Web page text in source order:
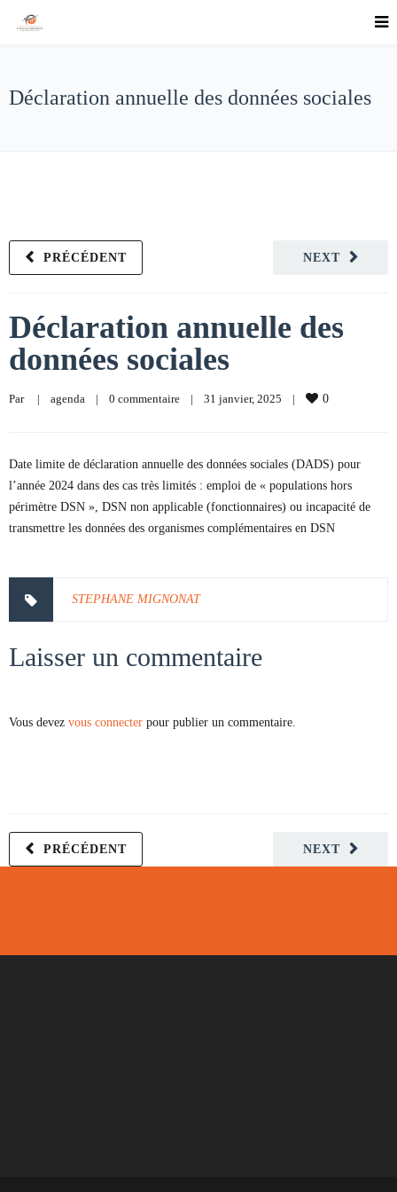
Déclaration annuelle des données sociales
NEXT
PRÉCÉDENT
Déclaration annuelle des
données sociales
Par | agenda | 0 commentaire | 31 janvier, 2025 | 0
Date limite de déclaration annuelle des données sociales (DADS) pour
l’année 2024 dans des cas très limités : emploi de « populations hors
périmètre DSN », DSN non applicable (fonctionnaires) ou incapacité de
transmettre les données des organismes complémentaires en DSN
STEPHANE MIGNONAT
Laisser un commentaire
Vous devez vous connecter pour publier un commentaire.
NEXT
PRÉCÉDENT